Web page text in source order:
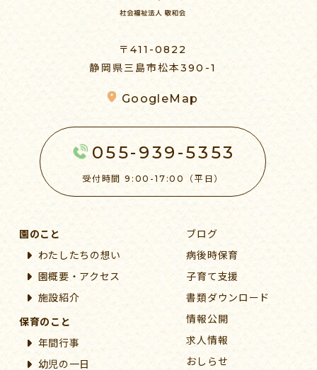
〒411-0822
静岡県三島市松本390-1
GoogleMap
055-939-5353
受付時間 9:00-17:00（平日）
園のこと
わたしたちの想い
園概要・アクセス
施設紹介
保育のこと
年間行事
幼児の一日
ブログ
病後時保育
子育て支援
書類ダウンロード
情報公開
求人情報
おしらせ